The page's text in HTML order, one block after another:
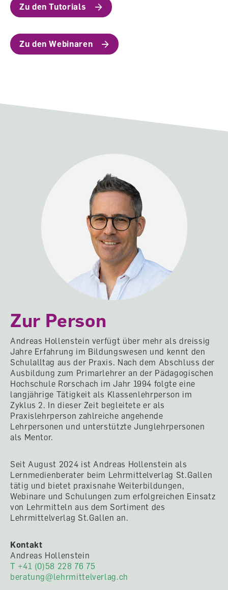
Zu den Tutorials
Zu den Webinaren
Zur Person
Andreas Hollenstein verfügt über mehr als dreissig
Jahre Erfahrung im Bildungswesen und kennt den
Schulalltag aus der Praxis. Nach dem Abschluss der
Ausbildung zum Primarlehrer an der Pädagogischen
Hochschule Rorschach im Jahr 1994 folgte eine
langjährige Tätigkeit als Klassenlehrperson im
Zyklus 2. In dieser Zeit begleitete er als
Praxislehrperson zahlreiche angehende
Lehrpersonen und unterstützte Junglehrpersonen
als Mentor.
Seit August 2024 ist Andreas Hollenstein als
Lernmedienberater beim Lehrmittelverlag St.Gallen
tätig und bietet praxisnahe Weiterbildungen,
Webinare und Schulungen zum erfolgreichen Einsatz
von Lehrmitteln aus dem Sortiment des
Lehrmittelverlag St.Gallen an.
Kontakt
Andreas Hollenstein
T +41 (0)58 228 76 75
beratung@lehrmittelverlag.ch